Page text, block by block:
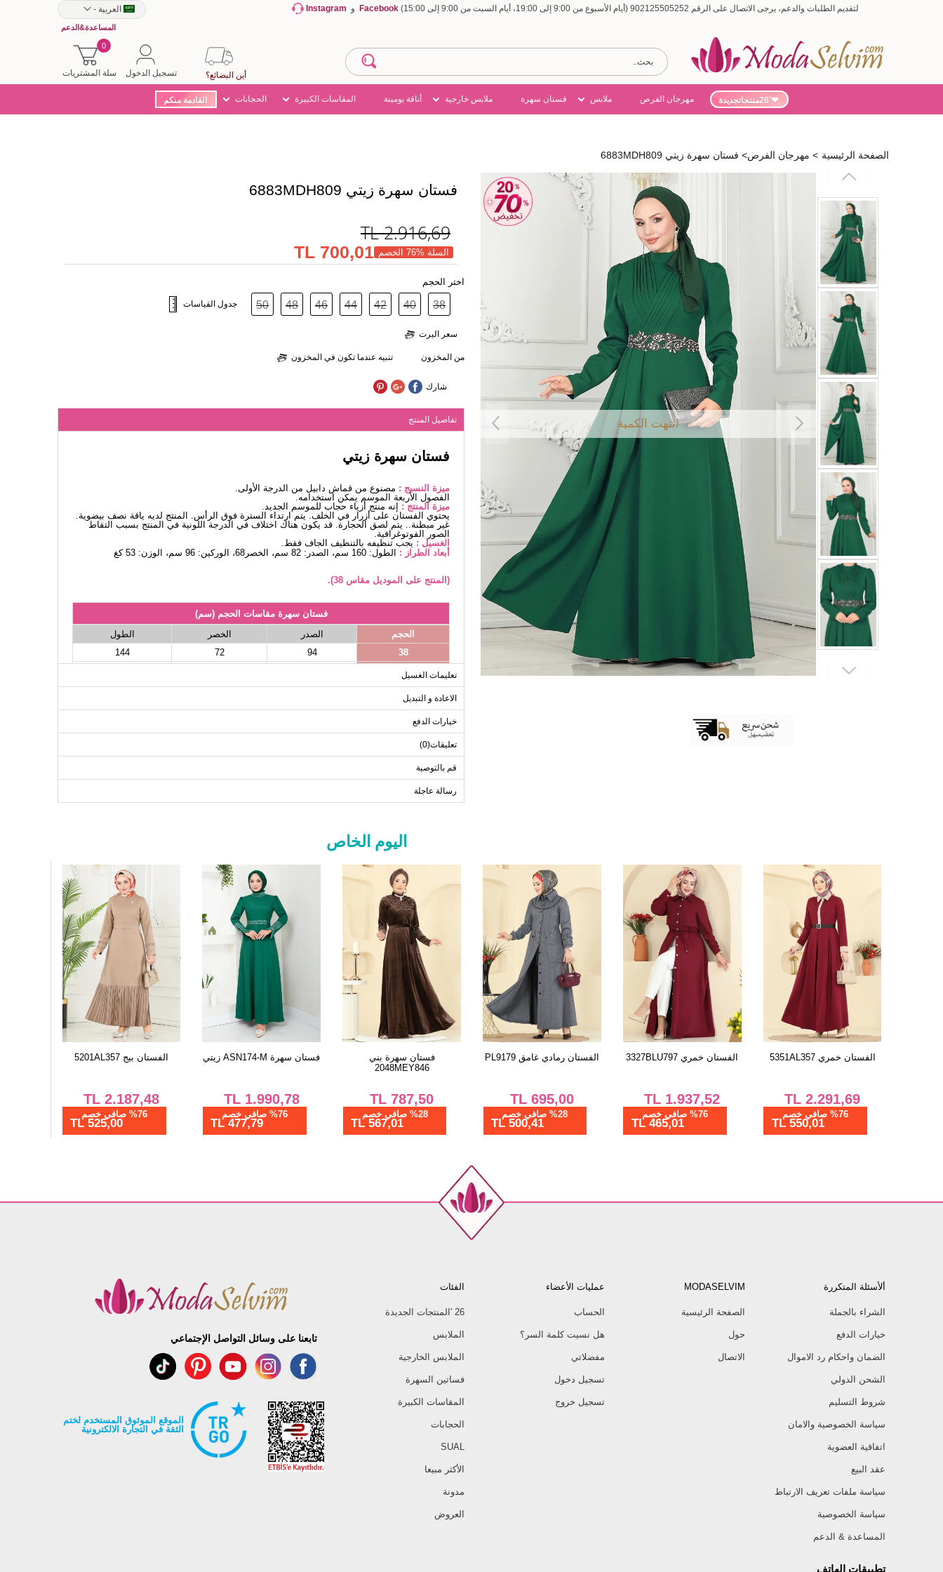
لتقديم الطلبات والدعم، يرجى الاتصال على الرقم 902125505252 (أيام الأسبوع من 9:00 إلى 19:00، أيام السبت من 9:00 إلى 15:00) Facebook و Instagram العربية -
المساعدة&الدعم
سلة المشتريات
0
تسجيل الدخول أين البضائع؟
'26منتجاتجديدة مهرجان الفرص ملابس فستان سهرة ملابس خارجية أناقة يومينة المقاسات الكبيرة الحجابات القادمة منكم
الصفحة الرئيسية > مهرجان الفرص> فستان سهرة زيتي 6883MDH809
انتهت الكمية
فستان سهرة زيتي 6883MDH809
2.916,69
TL
السلة %76 الخصم 700,01 TL
اختر الحجم
38
40
42
44
46
48
50 جدول القياسات
سعر اليرت
من المخزون تنبيه عندما تكون في المخزون
شارك
تفاصيل المنتج
فستان سهرة زيتي
ميزة النسيج : مصنوع من قماش دابيل من الدرجة الأولى.
الفصول الأربعة الموسم يمكن استخدامه.
ميزة المنتج : إنه منتج أزياء حجاب للموسم الجديد.
يحتوي الفستان على أزرار في الخلف. يتم ارتداء السترة فوق الرأس. المنتج لديه ياقة نصف بيضوية.
غير مبطنة.. يتم لصق الحجارة. قد يكون هناك اختلاف في الدرجة اللونية في المنتج بسبب التقاط
الصور الفوتوغرافية.
الغسيل : يجب تنظيفه بالتنظيف الجاف فقط.
أبعاد الطراز : الطول: 160 سم، الصدر: 82 سم، الخصر68، الوركين: 96 سم، الوزن: 53 كغ
(المنتج على الموديل مقاس 38).
فستان سهرة مقاسات الحجم (سم)
الحجم
الصدر الخصر
الطول
38
94
72
144
40
42
102
82
144
44
106
86
144
تعليمات الغسيل
الاعادة و التبديل
خيارات الدفع
تعليقات(0)
قم بالتوصية
رسالة عاجلة
اليوم الخاص
الفستان بيج 5201AL357
2.187,48
TL
%76 صافي خصم
525,00 TL
فستان سهرة ASN174-M زيتي
1.990,78
TL
%76 صافي خصم
477,79 TL
فستان سهرة بني
2048MEY846
787,50
TL
%28 صافي خصم
567,01 TL
الفستان رمادي غامق PL9179
695,00
TL
%28 صافي خصم
500,41 TL
الفستان خمري 3327BLU797
1.937,52
%76 صافي خصم
465,01 TL
الفستان خمري 5351AL357
2.291,69
TL
%76 صافي خصم
550,01 TL
ألأسئلة المتكررة
الشراء بالجملة
خيارات الدفع
الضمان واحكام رد الاموال
الشحن الدولي
شروط التسليم
سياسة الخصوصية والامان
اتفاقية العضوية
عقد البيع
سياسة ملفات تعريف الارتباط
سياسة الخصوصية
المساعدة & الدعم
MODASELVIM
الصفحة الرئيسية
حول
الاتصال
عمليات الأعضاء
الحساب
هل نسيت كلمة السر؟
مفضلاتي
تسجيل دخول
تسجيل خروج
الفئات
26 'المنتجات الجديدة
الملابس
الملابس الخارجية
فساتين السهرة
المقاسات الكبيرة
الحجابات
SUAL
الأكثر مبيعا
مدونة
العروض
تطبيقات الهاتف
تابعنا على وسائل التواصل الإجتماعي
الموقع الموثوق المستخدم لختم
الثقة في التجارة الالكترونية